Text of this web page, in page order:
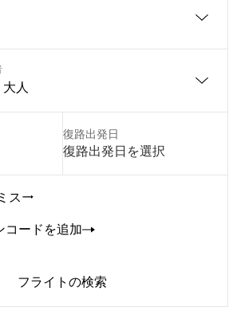
人
復路出発日
復路出発日を選択
ス
コードを追加
フライトの検索